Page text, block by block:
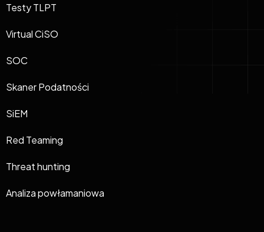
Testy TLPT
Virtual CiSO
SOC
Skaner Podatności
SiEM
Red Teaming
Threat hunting
Analiza powłamaniowa